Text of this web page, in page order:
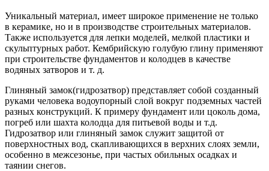
Уникальный материал, имеет широкое применение не только
в керамике, но и в производстве строительных материалов.
Также используется для лепки моделей, мелкой пластики и
скульптурных работ. Кембрийскую голубую глину применяют
при строительстве фундаментов и колодцев в качестве
водяных затворов и т. д.
Глиняный замок(гидрозатвор) представляет собой созданный
руками человека водоупорный слой вокруг подземных частей
разных конструкций. К примеру фундамент или цоколь дома,
погреб или шахта колодца для питьевой воды и т.д.
Гидрозатвор или глиняный замок служит защитой от
поверхностных вод, скапливающихся в верхних слоях земли,
особенно в межсезонье, при частых обильных осадках и
таянии снегов.